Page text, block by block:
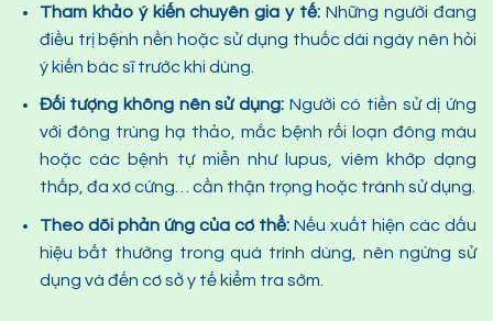
Tham khảo ý kiến chuyên gia y tế:Những người đang
điều trị bệnh nền hoặc sử dụng thuốc dài ngày nên hỏi
ý kiến bác sĩ trước khi dùng.
Đối tượng không nên sử dụng: Người có tiền sử dị ứng
với đông trùng hạ thảo, mắc bệnh rối loạn đông máu
hoặc các bệnh tự miễn như lupus, viêm khớp dạng
thấp, đa xơ cứng… cần thận trọng hoặc tránh sử dụng.
Theo dõi phản ứng của cơ thể: Nếu xuất hiện các dấu
hiệu bất thường trong quá trình dùng, nên ngừng sử
dụng và đến cơ sở y tế kiểm tra sớm.